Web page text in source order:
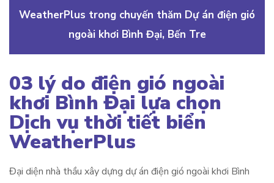
WeatherPlus trong chuyến thăm Dự án điện gió
ngoài khơi Bình Đại, Bến Tre
03 lý do điện gió ngoài
khơi Bình Đại lựa chọn
Dịch vụ thời tiết biển
WeatherPlus
Đại diện nhà thầu xây dựng dự án điện gió ngoài khơi Bình